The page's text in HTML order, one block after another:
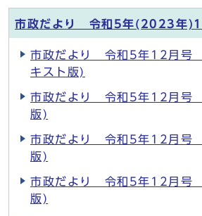
市政だより 令和5年(2023年
市政だより 令和5年12月号
キスト版)
市政だより 令和5年12月号
版)
市政だより 令和5年12月号
版)
市政だより 令和5年12月号
版)